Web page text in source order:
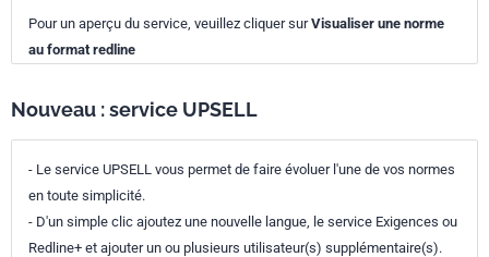
Pour un aperçu du service, veuillez cliquer surVisualiser une norme
au format redline
Nouveau : service UPSELL
- Le service UPSELL vous permet de faire évoluer l'une de vos normes
en toute simplicité.
- D'un simple clic ajoutez une nouvelle langue, le service Exigences ou
Redline+ et ajouter un ou plusieurs utilisateur(s) supplémentaire(s).